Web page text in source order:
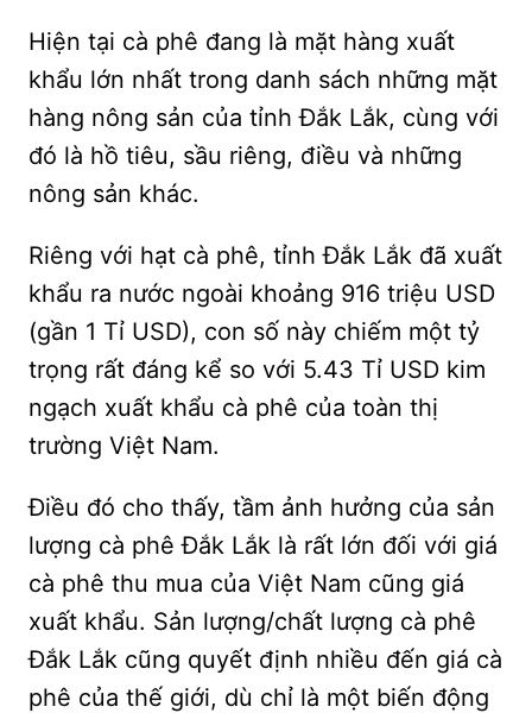
Hiện tại cà phê đang là mặt hàng xuất
khẩu lớn nhất trong danh sách những mặt
hàng nông sản của tỉnh Đắk Lắk, cùng với
đó là hồ tiêu, sầu riêng, điều và những
nông sản khác.
Riêng với hạt cà phê, tỉnh Đắk Lắk đã xuất
khẩu ra nước ngoài khoảng 916 triệu USD
(gần 1 Tỉ USD), con số này chiếm một tỷ
trọng rất đáng kể so với 5.43 Tỉ USD kim
ngạch xuất khẩu cà phê của toàn thị
trường Việt Nam.
Điều đó cho thấy, tầm ảnh hưởng của sản
lượng cà phê Đắk Lắk là rất lớn đối với giá
cà phê thu mua của Việt Nam cũng giá
xuất khẩu. Sản lượng/chất lượng cà phê
Đắk Lắk cũng quyết định nhiều đến giá cà
phê của thế giới, dù chỉ là một biến động